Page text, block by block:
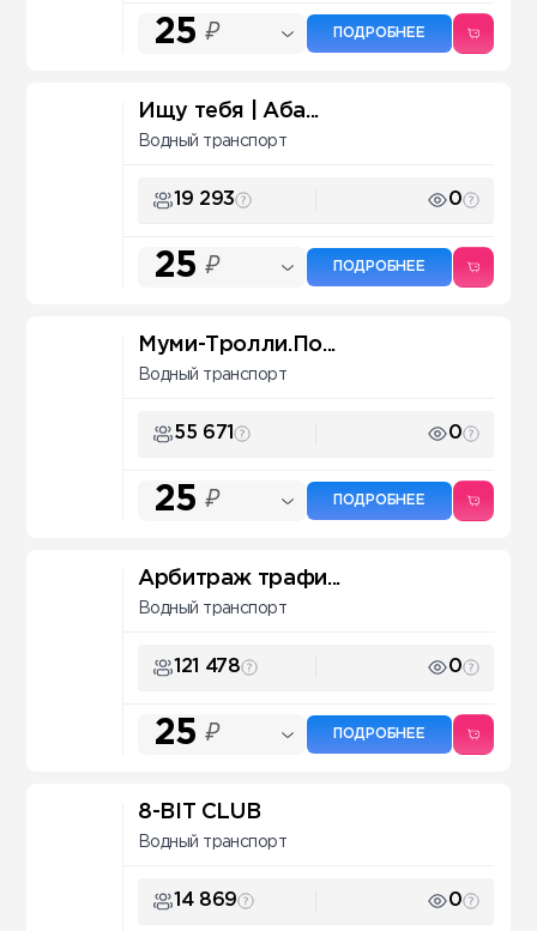
25 ₽ ПОДРОБНЕЕ
Ищу тебя | Аба...
Водный транспорт
19 293 0
25 ₽ ПОДРОБНЕЕ
Муми-Тролли.По...
Водный транспорт
55 671 0
25 ₽ ПОДРОБНЕЕ
Арбитраж трафи...
Водный транспорт
121 478 0
25 ₽ ПОДРОБНЕЕ
8-BIT CLUB
Водный транспорт
14 869 0